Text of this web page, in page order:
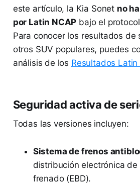
este artículo, la Kia Sonet no
por Latin NCAP bajo el
Para conocer los resultados de
otros SUV populares, puedes
análisis de los Resultados
Seguridad activa de
Todas las versiones incluyen:
Sistema de frenos
distribución electrónica de
frenado (EBD).